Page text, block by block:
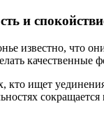
и
известно, что
качественные
кто ищет